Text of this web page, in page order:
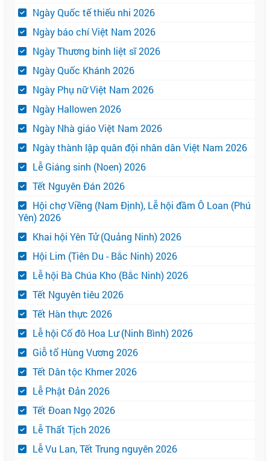
Ngày Quốc tế thiếu nhi 2026
Ngày báo chí Việt Nam 2026
Ngày Thương binh liệt sĩ 2026
Ngày Quốc Khánh 2026
Ngày Phụ nữ Việt Nam 2026
Ngày Hallowen 2026
Ngày Nhà giáo Việt Nam 2026
Ngày thành lập quân đội nhân dân Việt Nam 2026
Lễ Giáng sinh (Noen) 2026
Tết Nguyên Đán 2026
Hội chợ Viềng (Nam Định), Lễ hội đầm Ô Loan (Phú
Yên) 2026
Khai hội Yên Tử (Quảng Ninh) 2026
Hội Lim (Tiên Du - Bắc Ninh) 2026
Lễ hội Bà Chúa Kho (Bắc Ninh) 2026
Tết Nguyên tiêu 2026
Tết Hàn thực 2026
Lễ hội Cố đô Hoa Lư (Ninh Bình) 2026
Giỗ tổ Hùng Vương 2026
Tết Dân tộc Khmer 2026
Lễ Phật Đản 2026
Tết Đoan Ngọ 2026
Lễ Thất Tịch 2026
Lễ Vu Lan, Tết Trung nguyên 2026